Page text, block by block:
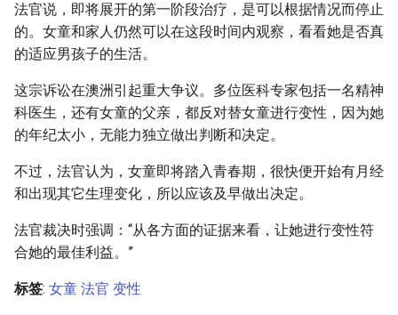
h
法官说，即将展开的第一阶段治疗，是可以根据情况而停止
的。女童和家人仍然可以在这段时间内观察，看看她是否真
的适应男孩子的生活。
这宗诉讼在澳洲引起重大争议。多位医科专家包括一名精神
科医生，还有女童的父亲，都反对替女童进行变性，因为她
的年纪太小，无能力独立做出判断和决定。
不过，法官认为，女童即将踏入青春期，很快便开始有月经
和出现其它生理变化，所以应该及早做出决定。
法官裁决时强调：“从各方面的证据来看，让她进行变性符
合她的最佳利益。”
标签: 女童 法官 变性